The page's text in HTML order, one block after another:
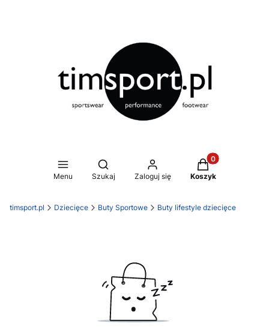
Menu
Otwórz wyszukiwarkę
Szukaj Zaloguj się
Produkty w
Koszyk
timsport.pl Dziecięce Buty Sportowe Buty lifestyle dziecięce